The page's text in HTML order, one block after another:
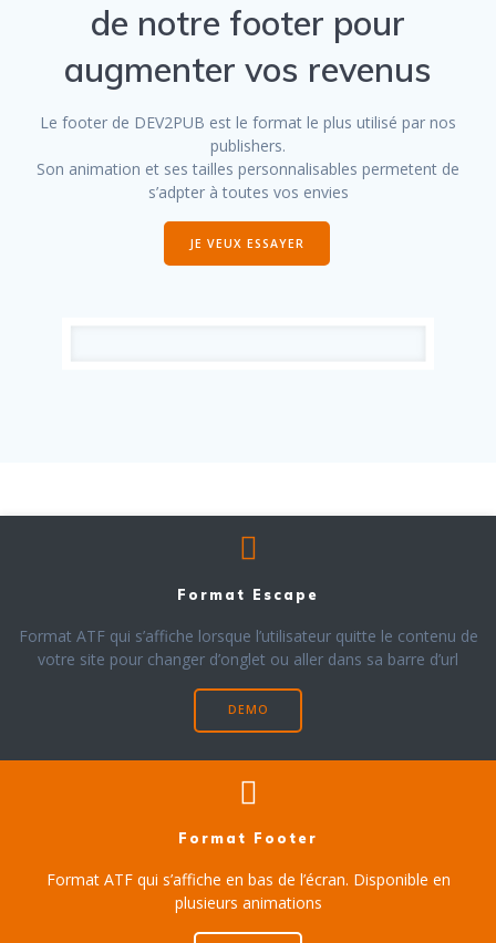
de notre footer pour
augmenter vos revenus
Le footer de DEV2PUB est le format le plus utilisé par nos
publishers.
Son animation et ses tailles personnalisables permetent de
s’adpter à toutes vos envies
JE VEUX ESSAYER
Format Escape
Format ATF qui s’affiche lorsque l’utilisateur quitte le contenu de
votre site pour changer d’onglet ou aller dans sa barre d’url
DEMO
Format Footer
Format ATF qui s’affiche en bas de l’écran. Disponible en
plusieurs animations